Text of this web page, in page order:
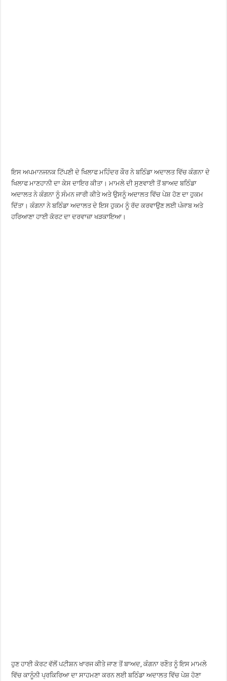
ਇਸ ਅਪਮਾਨਜਨਕ ਟਿੱਪਣੀ ਦੇ ਖਿਲਾਫ ਮਹਿੰਦਰ ਕੌਰ ਨੇ ਬਠਿੰਡਾ ਅਦਾਲਤ ਵਿੱਚ ਕੰਗਨਾ ਦੇ
ਖਿਲਾਫ ਮਾਣਹਾਨੀ ਦਾ ਕੇਸ ਦਾਇਰ ਕੀਤਾ। ਮਾਮਲੇ ਦੀ ਸੁਣਵਾਈ ਤੋਂ ਬਾਅਦ ਬਠਿੰਡਾ
ਅਦਾਲਤ ਨੇ ਕੰਗਨਾ ਨੂੰ ਸੰਮਨ ਜਾਰੀ ਕੀਤੇ ਅਤੇ ਉਸਨੂੰ ਅਦਾਲਤ ਵਿੱਚ ਪੇਸ਼ ਹੋਣ ਦਾ ਹੁਕਮ
ਦਿੱਤਾ। ਕੰਗਨਾ ਨੇ ਬਠਿੰਡਾ ਅਦਾਲਤ ਦੇ ਇਸ ਹੁਕਮ ਨੂੰ ਰੱਦ ਕਰਵਾਉਣ ਲਈ ਪੰਜਾਬ ਅਤੇ
ਹਰਿਆਣਾ ਹਾਈ ਕੋਰਟ ਦਾ ਦਰਵਾਜ਼ਾ ਖੜਕਾਇਆ।
ਹੁਣ ਹਾਈ ਕੋਰਟ ਵੱਲੋਂ ਪਟੀਸ਼ਨ ਖਾਰਜ ਕੀਤੇ ਜਾਣ ਤੋਂ ਬਾਅਦ, ਕੰਗਨਾ ਰਣੌਤ ਨੂੰ ਇਸ ਮਾਮਲੇ
ਵਿੱਚ ਕਾਨੂੰਨੀ ਪ੍ਰਕਿਰਿਆ ਦਾ ਸਾਹਮਣਾ ਕਰਨ ਲਈ ਬਠਿੰਡਾ ਅਦਾਲਤ ਵਿੱਚ ਪੇਸ਼ ਹੋਣਾ